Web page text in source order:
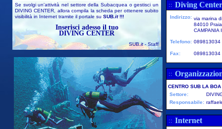
Se svolgi un'attività nel settore della Subacquea o gestisci un
DIVING CENTER, allora compila la scheda per ottenere subito
visibilità in Internet tramite il portale su SUB .it!!!
Inserisci adesso il tuo
DIVING CENTER
SUB.it- Staff
:: Diving
Indirizzo: via marina
84010
CAMPANIA
Telefono: 089813034
Fax: 089813034
::
CENTRO SUB LA BOA
Settore:
Responsabile:
:: Internet